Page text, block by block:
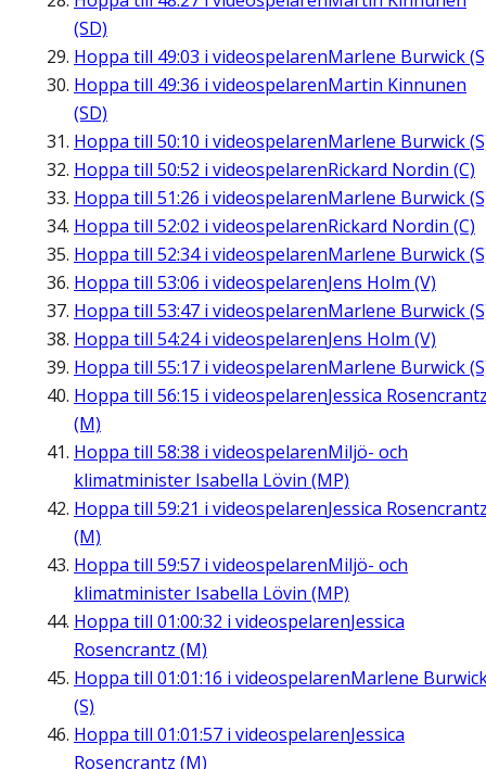
(SD)
Hoppa till 49:03 i videospelarenMarlene Burwick
Hoppa till 49:36 i videospelarenMartin Kinnunen
(SD)
Hoppa till 50:10 i videospelarenMarlene Burwick
Hoppa till 50:52 i videospelarenRickard Nordin (C)
Hoppa till 51:26 i videospelarenMarlene Burwick
Hoppa till 52:02 i videospelarenRickard Nordin (C)
Hoppa till 52:34i videospelarenMarlene Burwick
Hoppa till 53:06 i videospelarenJens Holm (V)
Hoppa till 53:47 i videospelarenMarlene Burwick
Hoppa till 54:24i videospelarenJens Holm (V)
Hoppa till 55:17 i videospelarenMarlene Burwick
Hoppa till 56:15 i videospelarenJessica
(M)
Hoppa till 58:38 i videospelarenMiljö- och
klimatminister Isabella Lövin (MP)
Hoppa till 59:21 i videospelarenJessica
(M)
Hoppa till 59:57 i videospelarenMiljö- och
klimatminister Isabella Lövin (MP)
Hoppa till 01:00:32 i videospelarenJessica
Rosencrantz (M)
Hoppa till 01:01:16 i videospelarenMarlene
(S)
Hoppa till 01:01:57 i videospelarenJessica
Rosencrantz (M)